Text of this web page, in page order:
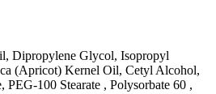
Dipropylene Glycol, Isopropyl
(Apricot) Kernel Oil, Cetyl Alcohol,
PEG-100 Stearate , Polysorbate 60 ,